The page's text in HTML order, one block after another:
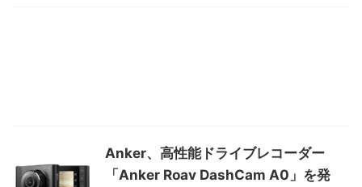
Anker、高性能ドライブレコーダー
「Anker Roav DashCam A0」を発